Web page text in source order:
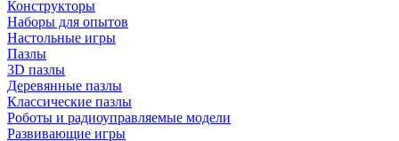
Конструкторы
Наборы для опытов
Настольные игры
Пазлы
3D пазлы
Деревянные пазлы
Классические пазлы
Роботы и радиоуправляемые модели
Развивающие игры